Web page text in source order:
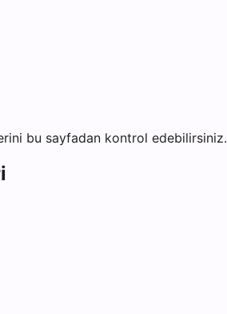
bu sayfadan kontrol edebilirsiniz.